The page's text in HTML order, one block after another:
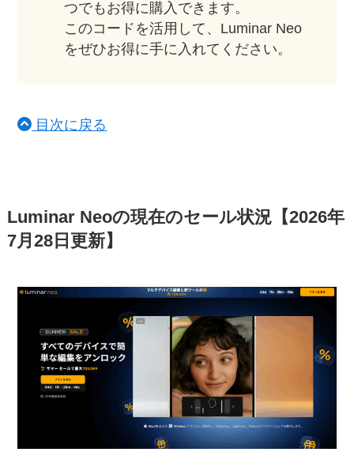
つでもお得に購入できます。
このコードを活用して、Luminar Neo
をぜひお得に手に入れてください。
目次に戻る
Luminar Neoの現在のセール状況【2026年
7月28日更新】